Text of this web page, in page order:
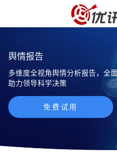
舆情报告
多维度全视角舆情分析报告，全
助力领导科学决策
免费试用